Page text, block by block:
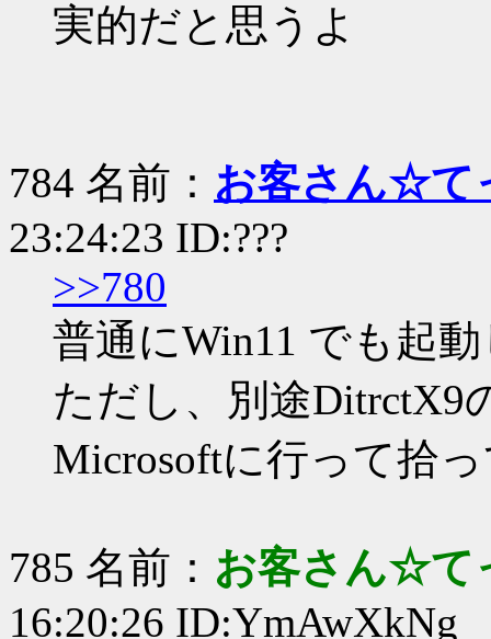
実的だと思うよ
784 名前： お客さん☆て
23:24:23 ID:???
>>780
普通にWin11 でも起
ただし、別途DitrctX9
Microsoftに行って拾
785 名前： お客さん☆て
16:20:26 ID:YmAwXkNg